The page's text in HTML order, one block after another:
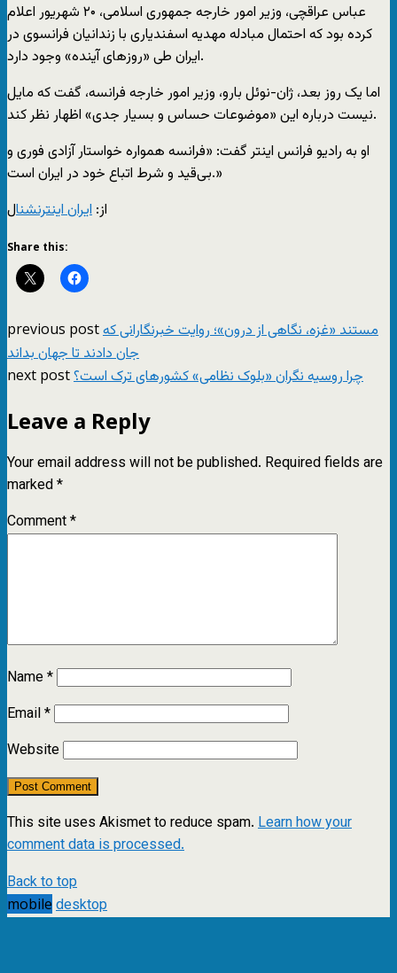
عباس عراقچی، وزیر امور خارجه جمهوری اسلامی، ۲۰ شهریور اعلام
کرده بود که احتمال مبادله مهدیه اسفندیاری با زندانیان فرانسوی در
ایران طی «روزهای آینده» وجود دارد.
اما یک روز بعد، ژان-نوئل بارو، وزیر امور خارجه فرانسه، گفت که مایل
نیست درباره این «موضوعات حساس و بسیار جدی» اظهار نظر کند.
او به رادیو فرانس اینتر گفت: «فرانسه همواره خواستار آزادی فوری و
بی‌قید و شرط اتباع خود در ایران است.»
از: ايران اينترنشنال
Share this:
previous postمستند «غزه، نگاهی از درون»؛ روایت خبرنگارانی که
جان دادند تا جهان بداند
next postچرا روسیه نگران «بلوک نظامی» کشورهای ترک است؟
Leave a Reply
Your email address will not be published. Required fields are
marked*
Comment*
Name*
Email*
Website
This site uses Akismet to reduce spam. Learn how your
comment data is processed.
Back to top
mobile desktop